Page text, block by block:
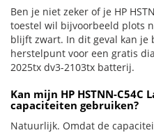
Ben je niet zeker of je HP
toestel wil bijvoorbeeld plots
blijft zwart. In dit geval kan je
herstelpunt voor een gratis
2025tx dv3-2103tx batterij.
Kan mijn HP HSTNN-
capaciteiten gebruiken?
Natuurlijk. Omdat de